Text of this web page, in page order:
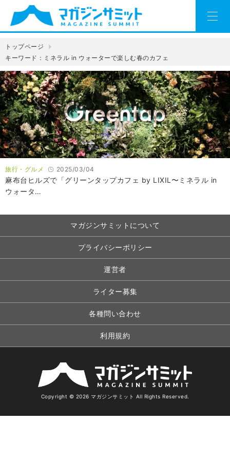
トップページ
キーワード：ミネラル in ウォーターで楽しむ春のカフェ
旅行・グルメ 2025/03/04
麻布台ヒルズで「グリーンタップカフェ by LIXIL〜ミネラル in
ウォータ…
マガジンサミットについて
プライバシーポリシー
運営者
ライター募集
各種問い合わせ
利用規約
Copyright © 2026 マガジンサミット All Rights Reserved.